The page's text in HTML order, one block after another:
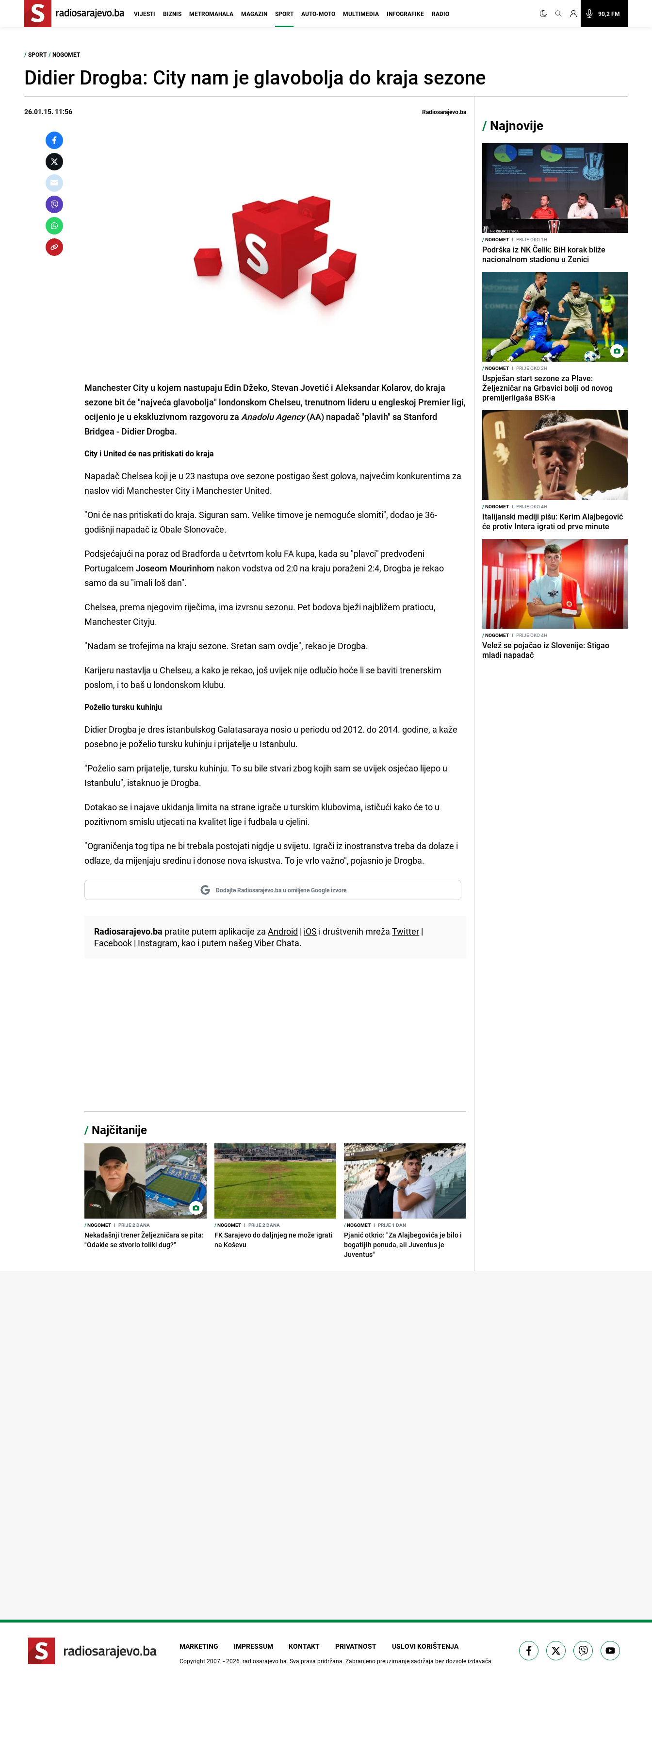
90,2 FM
VIJESTI BIZNIS METROMAHALA MAGAZIN SPORT AUTO-MOTO MULTIMEDIA INFOGRAFIKE RADIO
/ SPORT / NOGOMET
Didier Drogba: City nam je glavobolja do kraja sezone
26.01.15. 11:56 Radiosarajevo.ba
Manchester City u kojem nastupaju Edin Džeko, Stevan Jovetić i Aleksandar Kolarov, do kraja
sezone bit će "najveća glavobolja" londonskom Chelseu, trenutnom lideru u engleskoj Premier ligi,
ocijenio je u ekskluzivnom razgovoru za Anadolu Agency(AA) napadač "plavih" sa Stanford
Bridgea - Didier Drogba.
City i United će nas pritiskati do kraja
Napadač Chelsea koji je u 23 nastupa ove sezone postigao šest golova, najvećim konkurentima za
naslov vidi Manchester City i Manchester United.
"Oni će nas pritiskati do kraja. Siguran sam. Velike timove je nemoguće slomiti", dodao je 36-
godišnji napadač iz Obale Slonovače.
Podsjećajući na poraz od Bradforda u četvrtom kolu FA kupa, kada su "plavci" predvođeni
PortugalcemJoseom Mourinhom nakon vodstva od 2:0 na kraju poraženi 2:4, Drogba je rekao
samo da su "imali loš dan".
Chelsea, prema njegovim riječima, ima izvrsnu sezonu. Pet bodova bježi najbližem pratiocu,
Manchester Cityju.
"Nadam se trofejima na kraju sezone. Sretan sam ovdje", rekao je Drogba.
Karijeru nastavlja u Chelseu, a kako je rekao, još uvijek nije odlučio hoće li se baviti trenerskim
poslom, i to baš u londonskom klubu.
Poželio tursku kuhinju
Didier Drogba je dres istanbulskog Galatasaraya nosio u periodu od 2012. do 2014. godine, a kaže
posebno je poželio tursku kuhinju i prijatelje u Istanbulu.
"Poželio sam prijatelje, tursku kuhinju. To su bile stvari zbog kojih sam se uvijek osjećao lijepo u
Istanbulu", istaknuo je Drogba.
Dotakao se i najave ukidanja limita na strane igrače u turskim klubovima, ističući kako će to u
pozitivnom smislu utjecati na kvalitet lige i fudbala u cjelini.
"Ograničenja tog tipa ne bi trebala postojati nigdje u svijetu. Igrači iz inostranstva treba da dolaze i
odlaze, da mijenjaju sredinu i donose nova iskustva. To je vrlo važno", pojasnio je Drogba.
Dodajte Radiosarajevo.ba u omiljene Google izvore
Radiosarajevo.ba pratite putem aplikacije zaAndroid | iOS i društvenih mrežaTwitter |
Facebook | Instagram, kao i putem našegViber Chata.
/ Najčitanije
/NOGOMET I PRIJE 2 DANA
Nekadašnji trener Željezničara se pita:
"Odakle se stvorio toliki dug?"
/NOGOMET I PRIJE 2 DANA
FK Sarajevo do daljnjeg ne može igrati
na Koševu
/NOGOMET I PRIJE 1 DAN
Pjanić otkrio: "Za Alajbegovića je bilo i
bogatijih ponuda, ali Juventus je
Juventus"
/ Najnovije
/NOGOMET I PRIJE OKO 1H
Podrška iz NK Čelik: BiH korak bliže
nacionalnom stadionu u Zenici
/NOGOMET I PRIJE OKO 2H
Uspješan start sezone za Plave:
Željezničar na Grbavici bolji od novog
premijerligaša BSK-a
/NOGOMET I PRIJE OKO 4H
Italijanski mediji pišu: Kerim Alajbegović
će protiv Intera igrati od prve minute
/NOGOMET I PRIJE OKO 4H
Velež se pojačao iz Slovenije: Stigao
mladi napadač
MARKETING IMPRESSUM KONTAKT PRIVATNOST USLOVI KORIŠTENJA
Copyright 2007. - 2026. radiosarajevo.ba. Sva prava pridržana. Zabranjeno preuzimanje sadržaja bez dozvole izdavača.